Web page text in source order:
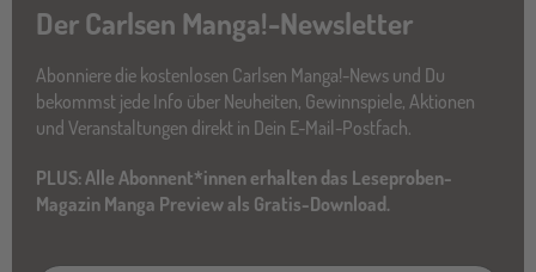
Der Carlsen Manga!-Newsletter
Abonniere die kostenlosen Carlsen Manga!-News und Du
bekommst jede Info über Neuheiten, Gewinnspiele, Aktionen
und Veranstaltungen direkt in Dein E-Mail-Postfach.
PLUS: Alle Abonnent*innen erhalten das Leseproben-
Magazin Manga Preview als Gratis-Download.